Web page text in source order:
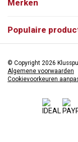
Merken
Populaire
© Copyright 2026
Algemene voorwaarden
Cookievoorkeuren